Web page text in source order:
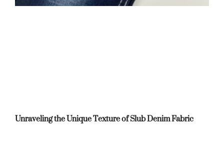
Unraveling the Unique Texture of Slub Denim Fabric